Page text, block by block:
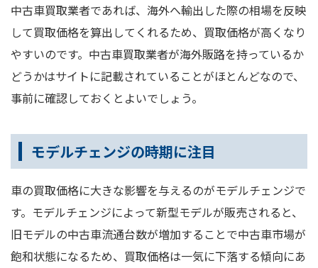
中古車買取業者であれば、海外へ輸出した際の相場を反映
して買取価格を算出してくれるため、買取価格が高くなり
やすいのです。中古車買取業者が海外販路を持っているか
どうかはサイトに記載されていることがほとんどなので、
事前に確認しておくとよいでしょう。
モデルチェンジの時期に注目
車の買取価格に大きな影響を与えるのがモデルチェンジで
す。モデルチェンジによって新型モデルが販売されると、
旧モデルの中古車流通台数が増加することで中古車市場が
飽和状態になるため、買取価格は一気に下落する傾向にあ